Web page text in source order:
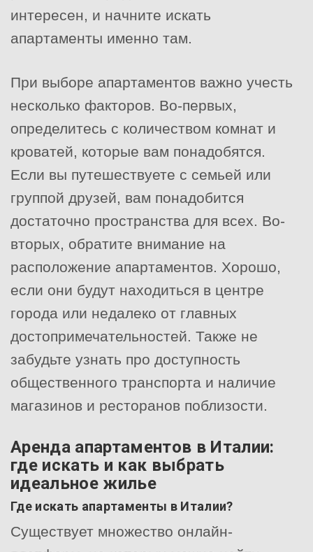
интересен, и начните искать
апартаменты именно там.
При выборе апартаментов важно учесть
несколько факторов. Во-первых,
определитесь с количеством комнат и
кроватей, которые вам понадобятся.
Если вы путешествуете с семьей или
группой друзей, вам понадобится
достаточно пространства для всех. Во-
вторых, обратите внимание на
расположение апартаментов. Хорошо,
если они будут находиться в центре
города или недалеко от главных
достопримечательностей. Также не
забудьте узнать про доступность
общественного транспорта и наличие
магазинов и ресторанов поблизости.
Аренда апартаментов в Италии:
где искать и как выбрать
идеальное жилье
Где искать апартаменты в Италии?
Существует множество онлайн-